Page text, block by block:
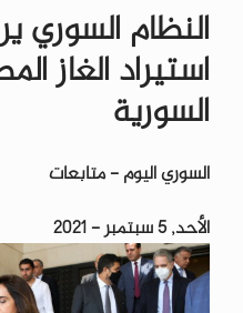
النظام السوري
استيراد الغاز
السورية
السوري اليوم - متابعات
الأحد, 5 سبتمبر - 2021